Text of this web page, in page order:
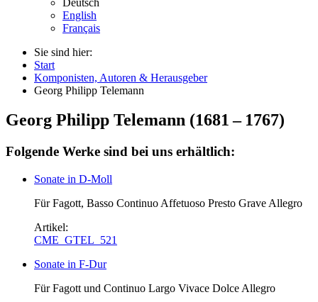
English
Français
Sie sind hier:
Start
Komponisten, Autoren & Herausgeber
Georg Philipp Telemann
Georg Philipp Telemann (1681– 1767)
Folgende Werke sind bei uns erhältlich:
Sonate in D-Moll
Für Fagott, Basso Continuo Affetuoso Presto Grave Allegro
Artikel:
CME_GTEL_521
Sonate in F-Dur
Für Fagott und Continuo Largo Vivace Dolce Allegro